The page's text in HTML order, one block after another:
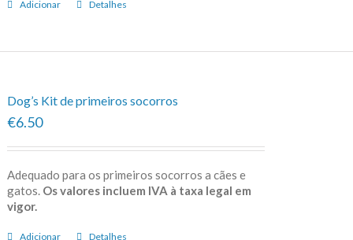
Adicionar Detalhes
Dog’s Kit de primeiros socorros
€6.50
Adequado para os primeiros socorros a cães e
gatos. Os valores incluem IVA à taxa legal em
vigor.
Adicionar Detalhes